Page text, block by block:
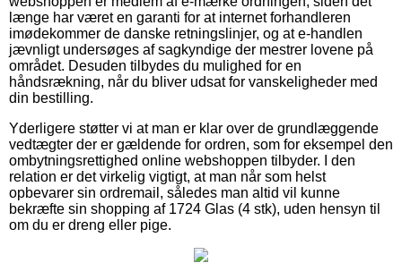
længe har været en garanti for at internet forhandleren
imødekommer de danske retningslinjer, og at e-handlen
jævnligt undersøges af sagkyndige der mestrer lovene på
området. Desuden tilbydes du mulighed for en
håndsrækning, når du bliver udsat for vanskeligheder med
din bestilling.
Yderligere støtter vi at man er klar over de grundlæggende
vedtægter der er gældende for ordren, som for eksempel den
ombytningsrettighed online webshoppen tilbyder. I den
relation er det virkelig vigtigt, at man når som helst
opbevarer sin ordremail, således man altid vil kunne
bekræfte sin shopping af 1724 Glas (4 stk), uden hensyn til
om du er dreng eller pige.